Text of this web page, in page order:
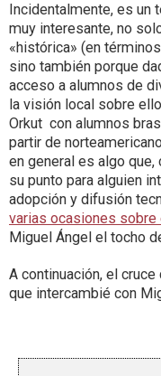
Incidentalmente, es un
muy interesante, no
«histórica» (en
sino también porque
acceso a alumnos de
la visión local sobre
Orkut con alumnos
partir de
en general es algo
su punto para alguien
adopción y difusión
varias ocasiones sobre
Miguel Ángel el tocho
A continuación, el
que intercambié con